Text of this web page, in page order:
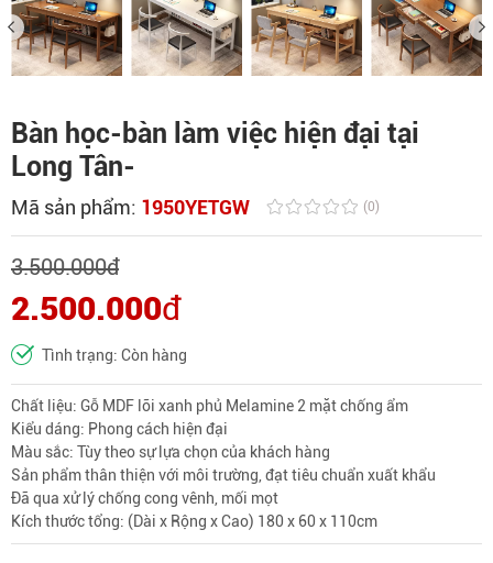
Bàn học-bàn làm việc hiện đại tại
Long Tân-
Mã sản phẩm: 1950YETGW (0)
3.500.000đ
2.500.000đ
Tình trạng: Còn hàng
Chất liệu: Gỗ MDF lõi xanh phủ Melamine 2 mặt chống ẩm
Kiểu dáng: Phong cách hiện đại
Màu sắc: Tùy theo sự lựa chọn của khách hàng
Sản phẩm thân thiện với môi trường, đạt tiêu chuẩn xuất khẩu
Đã qua xử lý chống cong vênh, mối mọt
Kích thước tổng: (Dài x Rộng x Cao) 180 x 60 x 110cm